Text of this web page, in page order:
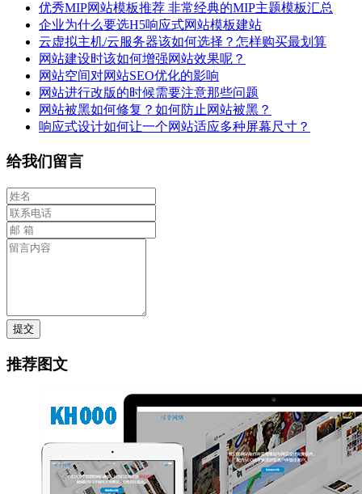
优秀MIP网站模板推荐 非常经典的MIP主题模板汇总
企业为什么要选H5响应式网站模板建站
云虚拟主机/云服务器该如何选择？怎样购买最划算
网站建设时该如何增强网站效果呢？
网站空间对网站SEO优化的影响
网站进行改版的时候需要注意那些问题
网站被黑如何修复？如何防止网站被黑？
响应式设计如何让一个网站适应多种屏幕尺寸？
给我们留言
提交
推荐图文